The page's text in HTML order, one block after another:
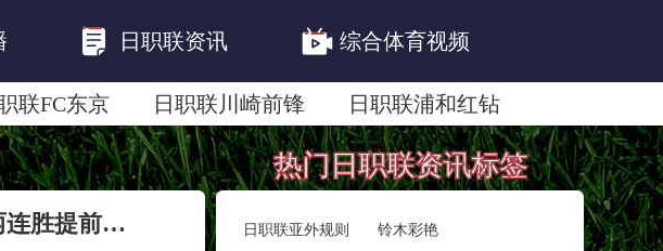
日职联资讯 综合体育视频
联FC东京 日职联川崎前锋 日职联浦和红钻
滨水手 日职联鹿岛鹿角
法国3-0伊拉克 姆巴佩双响法国小组赛两连胜提前出线
热门日职联资讯标签
日职联亚外规则 铃木彩艳